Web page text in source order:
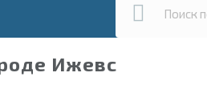
Ижевс